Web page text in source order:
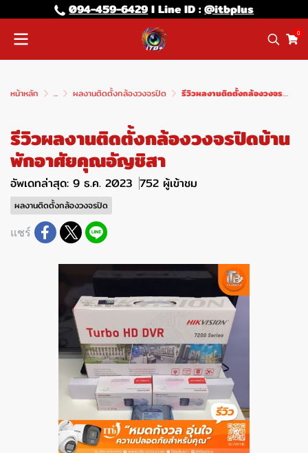
094-459-6429l Line lD :@itbplus
0
หน้าหลัก ... ผลงานติดตั้งกล้องวงจรปิด รีวิวผลงานติดตั้งกล้องวงจรปิดบ้านพักอาศัยคุณอัญชิสา
รีวิวผลงานติดตั้งกล้องวงจรปิดบ้าน
พักอาศัยคุณอัญชิสา
อัพเดทล่าสุด: 9 ธ.ค. 2023 752 ผู้เข้าชม
ผลงานติดตั้งกล้องวงจรปิด
แชร์